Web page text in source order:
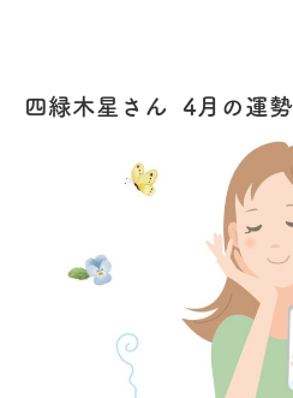
四緑木星さん 4月の運勢